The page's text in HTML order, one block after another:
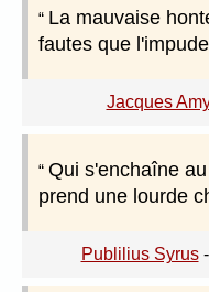
La mauvaise
fautes que
Jacques
Qui s'enchaîne
prend une lourde
Publilius Syrus-